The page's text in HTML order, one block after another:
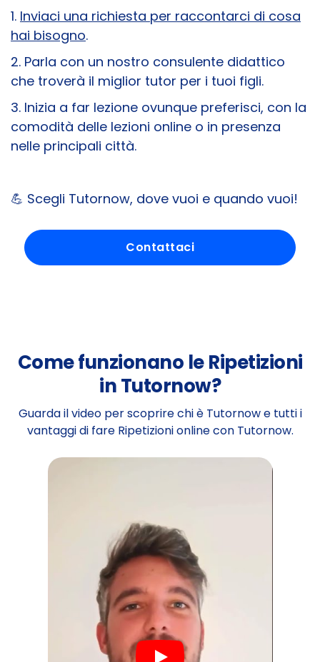
1. Inviaci una richiesta per raccontarci di cosa
hai bisogno.
2. Parla con un nostro consulente didattico
che troverà il miglior tutor per i tuoi figli.
3. Inizia a far lezione ovunque preferisci, con la
comodità delle lezioni online o in presenza
nelle principali città.
💪 Scegli Tutornow, dove vuoi e quando vuoi!
Contattaci
Come funzionano le Ripetizioni
in Tutornow?
Guarda il video per scoprire chi è Tutornow e tutti i
vantaggi di fare Ripetizioni online con Tutornow.